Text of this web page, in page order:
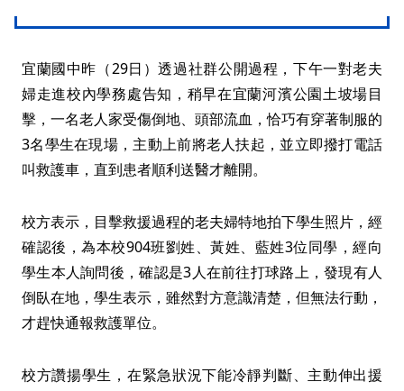
宜蘭國中昨（29日）透過社群公開過程，下午一對老夫
婦走進校內學務處告知，稍早在宜蘭河濱公園土坡場目
擊，一名老人家受傷倒地、頭部流血，恰巧有穿著制服的
3名學生在現場，主動上前將老人扶起，並立即撥打電話
叫救護車，直到患者順利送醫才離開。
校方表示，目擊救援過程的老夫婦特地拍下學生照片，經
確認後，為本校904班劉姓、黃姓、藍姓3位同學，經向
學生本人詢問後，確認是3人在前往打球路上，發現有人
倒臥在地，學生表示，雖然對方意識清楚，但無法行動，
才趕快通報救護單位。
校方讚揚學生，在緊急狀況下能冷靜判斷、主動伸出援